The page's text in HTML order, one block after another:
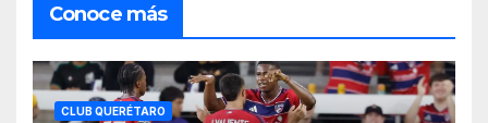
Conoce más
CLUB QUERÉTARO